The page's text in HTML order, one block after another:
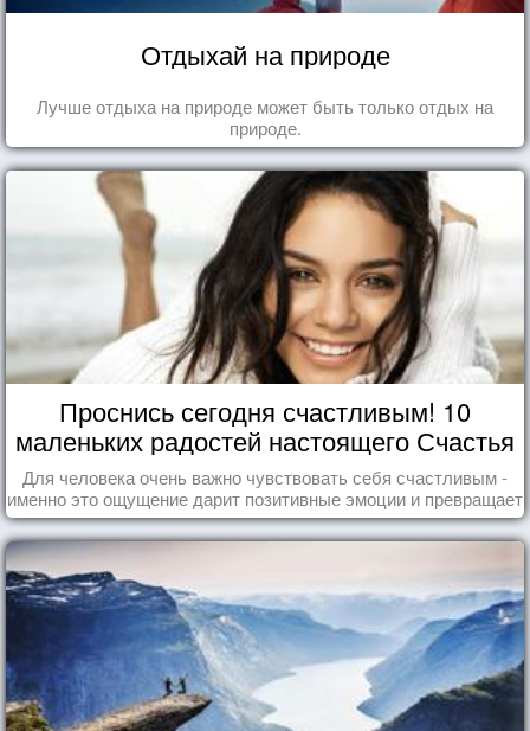
Отдыхай на природе
Лучше отдыха на природе может быть только отдых на
природе.
Проснись сегодня счастливым! 10
маленьких радостей настоящего Счастья
Для человека очень важно чувствовать себя счастливым -
именно это ощущение дарит позитивные эмоции и превращает
каждый день в маленький праздник.